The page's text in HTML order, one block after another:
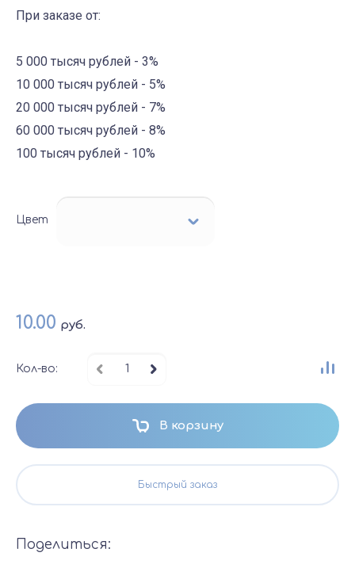
При заказе от:
5 000 тысяч рублей - 3%
10 000 тысяч рублей - 5%
20 000 тысяч рублей - 7%
60 000 тысяч рублей - 8%
100 тысяч рублей - 10%
Цвет
10.00 руб.
Кол-во:
В корзину
Быстрый заказ
Поделиться: